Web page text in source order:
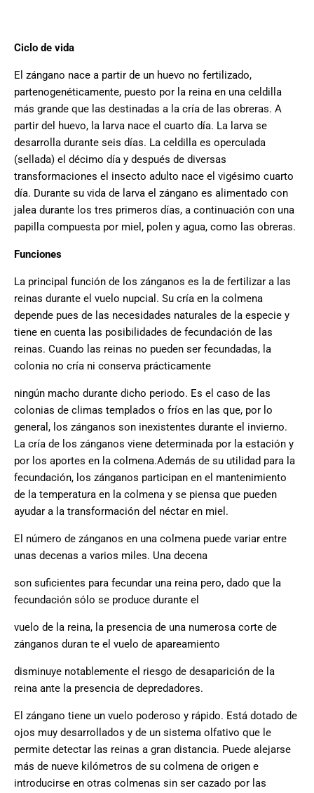
Ciclo de vida
El zángano nace a partir de un huevo no fertilizado,
partenogenéticamente, puesto por la reina en una celdilla
más grande que las destinadas a la cría de las obreras. A
partir del huevo, la larva nace el cuarto día. La larva se
desarrolla durante seis días. La celdilla es operculada
(sellada) el décimo día y después de diversas
transformaciones el insecto adulto nace el vigésimo cuarto
día. Durante su vida de larva el zángano es alimentado con
jalea durante los tres primeros días, a continuación con una
papilla compuesta por miel, polen y agua, como las obreras.
Funciones
La principal función de los zánganos es la de fertilizar a las
reinas durante el vuelo nupcial. Su cría en la colmena
depende pues de las necesidades naturales de la especie y
tiene en cuenta las posibilidades de fecundación de las
reinas. Cuando las reinas no pueden ser fecundadas, la
colonia no cría ni conserva prácticamente
ningún macho durante dicho periodo. Es el caso de las
colonias de climas templados o fríos en las que, por lo
general, los zánganos son inexistentes durante el invierno.
La cría de los zánganos viene determinada por la estación y
por los aportes en la colmena.Además de su utilidad para la
fecundación, los zánganos participan en el mantenimiento
de la temperatura en la colmena y se piensa que pueden
ayudar a la transformación del néctar en miel.
El número de zánganos en una colmena puede variar entre
unas decenas a varios miles. Una decena
son suficientes para fecundar una reina pero, dado que la
fecundación sólo se produce durante el
vuelo de la reina, la presencia de una numerosa corte de
zánganos duran te el vuelo de apareamiento
disminuye notablemente el riesgo de desaparición de la
reina ante la presencia de depredadores.
El zángano tiene un vuelo poderoso y rápido. Está dotado de
ojos muy desarrollados y de un sistema olfativo que le
permite detectar las reinas a gran distancia. Puede alejarse
más de nueve kilómetros de su colmena de origen e
introducirse en otras colmenas sin ser cazado por las